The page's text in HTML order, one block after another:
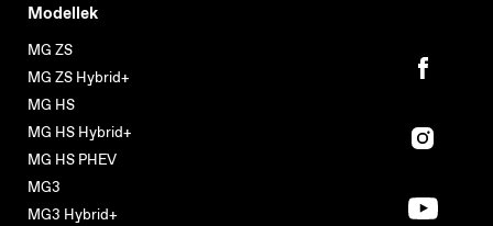
Modellek
MG ZS
MG ZS Hybrid+
MG HS
MG HS Hybrid+
MG HS PHEV
MG3
MG3 Hybrid+